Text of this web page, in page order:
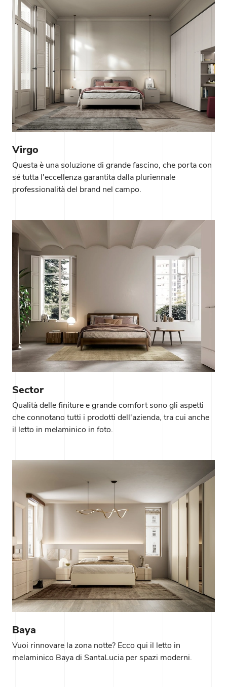
Virgo
Questa è una soluzione di grande fascino, che porta con
sé tutta l'eccellenza garantita dalla pluriennale
professionalità del brand nel campo.
Sector
Qualità delle finiture e grande comfort sono gli aspetti
che connotano tutti i prodotti dell'azienda, tra cui anche
il letto in melaminico in foto.
Baya
Vuoi rinnovare la zona notte? Ecco qui il letto in
melaminico Baya di SantaLucia per spazi moderni.